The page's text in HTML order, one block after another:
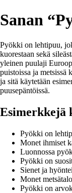
Sanan
Pyökki on lehtipuu,
kuorestaan sekä
yleinen puulaji
puistoissa ja metsissä
ja sitä käytetään
puusepäntöissä.
Esimerkkejä
Pyökki on
Monet ihmiset
Luonnossa
Pyökki on
Sienet ja
Monet
Pyökki on